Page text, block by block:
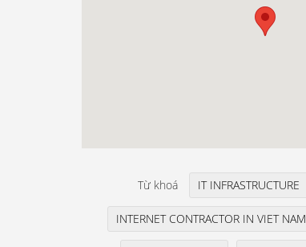
Từ khoá IT INFRASTRUCTURE
INTERNET CONTRACTOR IN VIET NAM